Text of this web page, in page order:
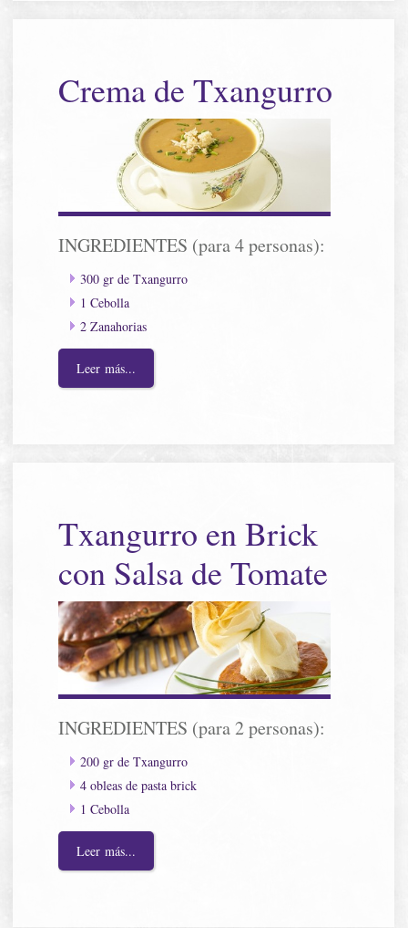
Crema de Txangurro
INGREDIENTES (para 4 personas):
300 gr de Txangurro
1 Cebolla
2 Zanahorias
Leer más...
Txangurro en Brick
con Salsa de Tomate
INGREDIENTES (para 2 personas):
200 gr de Txangurro
4 obleas de pasta brick
1 Cebolla
Leer más...